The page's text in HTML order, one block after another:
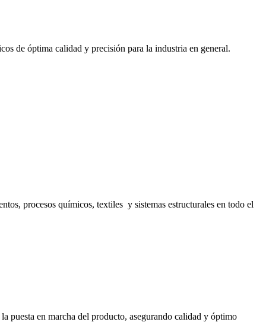
de óptima calidad y precisión para la industria en general.
procesos químicos, textiles y sistemas estructurales en todo el
puesta en marcha del producto, asegurando calidad y óptimo